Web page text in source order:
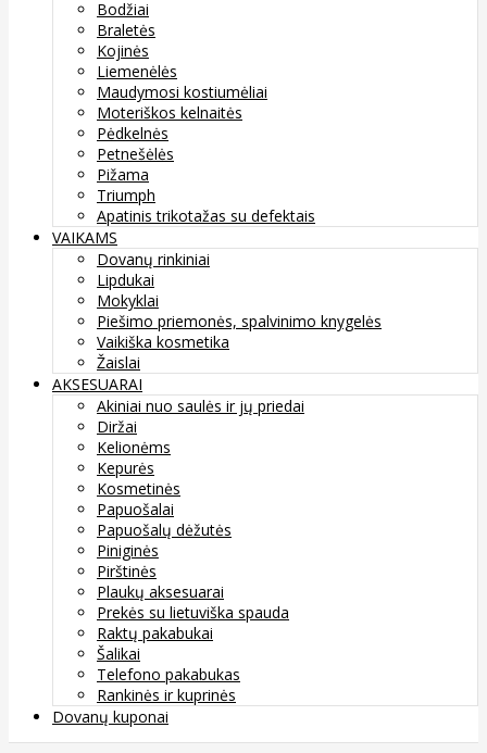
Bodžiai
Braletės
Kojinės
Liemenėlės
Maudymosi kostiumėliai
Moteriškos kelnaitės
Pėdkelnės
Petnešėlės
Pižama
Triumph
Apatinis trikotažas su defektais
VAIKAMS
Dovanų rinkiniai
Lipdukai
Mokyklai
Piešimo priemonės, spalvinimo knygelės
Vaikiška kosmetika
Žaislai
AKSESUARAI
Akiniai nuo saulės ir jų priedai
Diržai
Kelionėms
Kepurės
Kosmetinės
Papuošalai
Papuošalų dėžutės
Piniginės
Pirštinės
Plaukų aksesuarai
Prekės su lietuviška spauda
Raktų pakabukai
Šalikai
Telefono pakabukas
Rankinės ir kuprinės
Dovanų kuponai